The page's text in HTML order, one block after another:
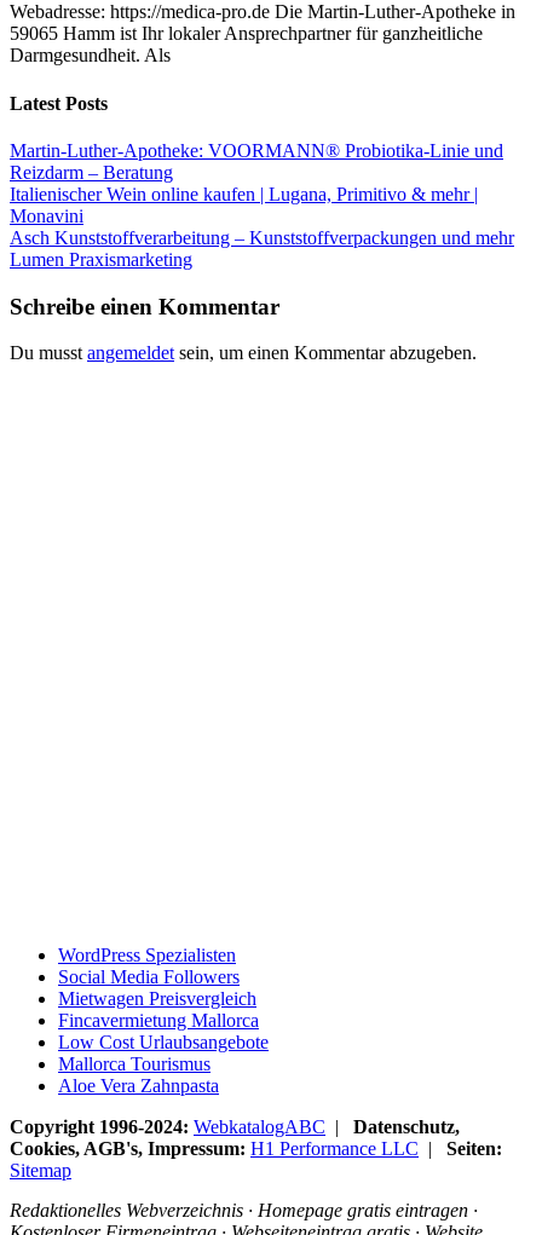
Webadresse: https://medica-pro.de Die Martin-Luther-Apotheke in
59065 Hamm ist Ihr lokaler Ansprechpartner für ganzheitliche
Darmgesundheit. Als
Latest Posts
Martin-Luther-Apotheke: VOORMANN® Probiotika-Linie und
Reizdarm – Beratung
Italienischer Wein online kaufen | Lugana, Primitivo & mehr |
Monavini
Asch Kunststoffverarbeitung – Kunststoffverpackungen und mehr
Lumen Praxismarketing
Schreibe einen Kommentar
Du musst angemeldet sein, um einen Kommentar abzugeben.
WordPress Spezialisten
Social Media Followers
Mietwagen Preisvergleich
Fincavermietung Mallorca
Low Cost Urlaubsangebote
Mallorca Tourismus
Aloe Vera Zahnpasta
Copyright 1996-2024: WebkatalogABC | Datenschutz,
Cookies, AGB's, Impressum: H1 Performance LLC | Seiten:
Sitemap
Redaktionelles Webverzeichnis · Homepage gratis eintragen ·